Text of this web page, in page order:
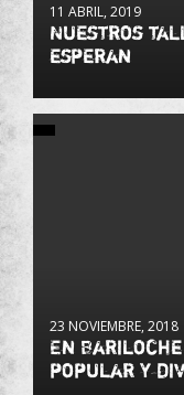
11 ABRIL, 2019
Nuestros
esperan
23 NOVIEMBRE, 2018
En
popular y